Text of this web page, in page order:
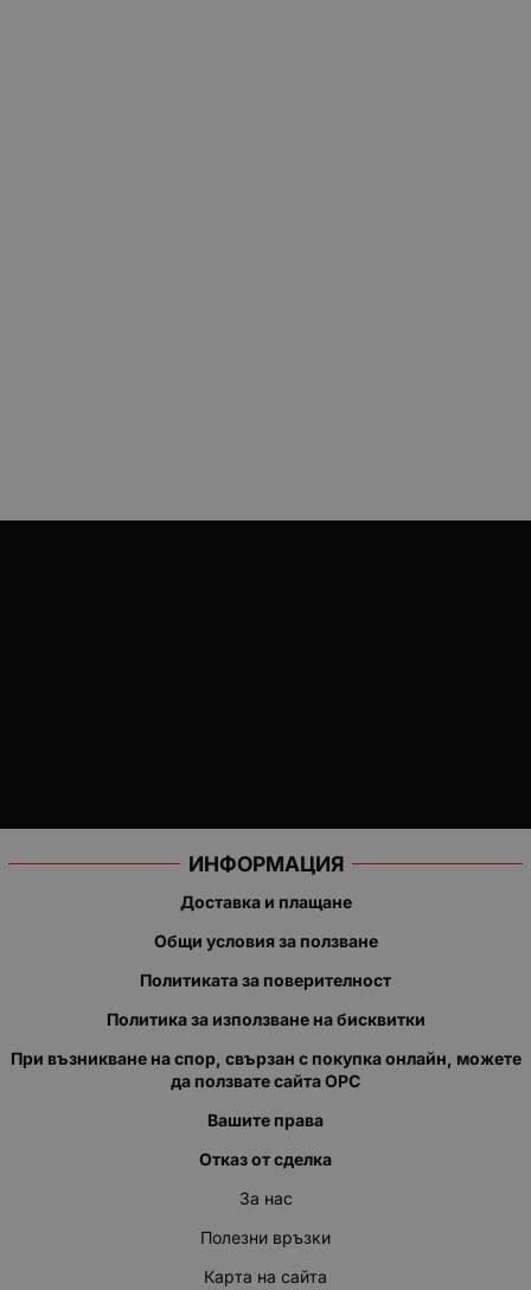
ИНФОРМАЦИЯ
Доставка и плащане
Общи условия за ползване
Политиката за поверителност
Политика за използване на бисквитки
При възникване на спор, свързан с покупка онлайн, можете
да ползвате сайта ОРС
Вашите права
Отказ от сделка
За нас
Полезни връзки
Карта на сайта